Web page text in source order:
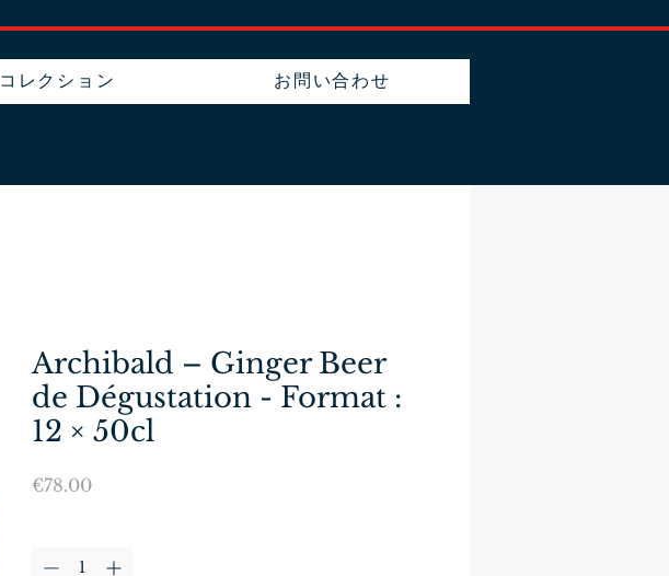
コレクション お問い合わせ
Archibald – Ginger Beer
de Dégustation - Format :
12 × 50cl
€78.00価